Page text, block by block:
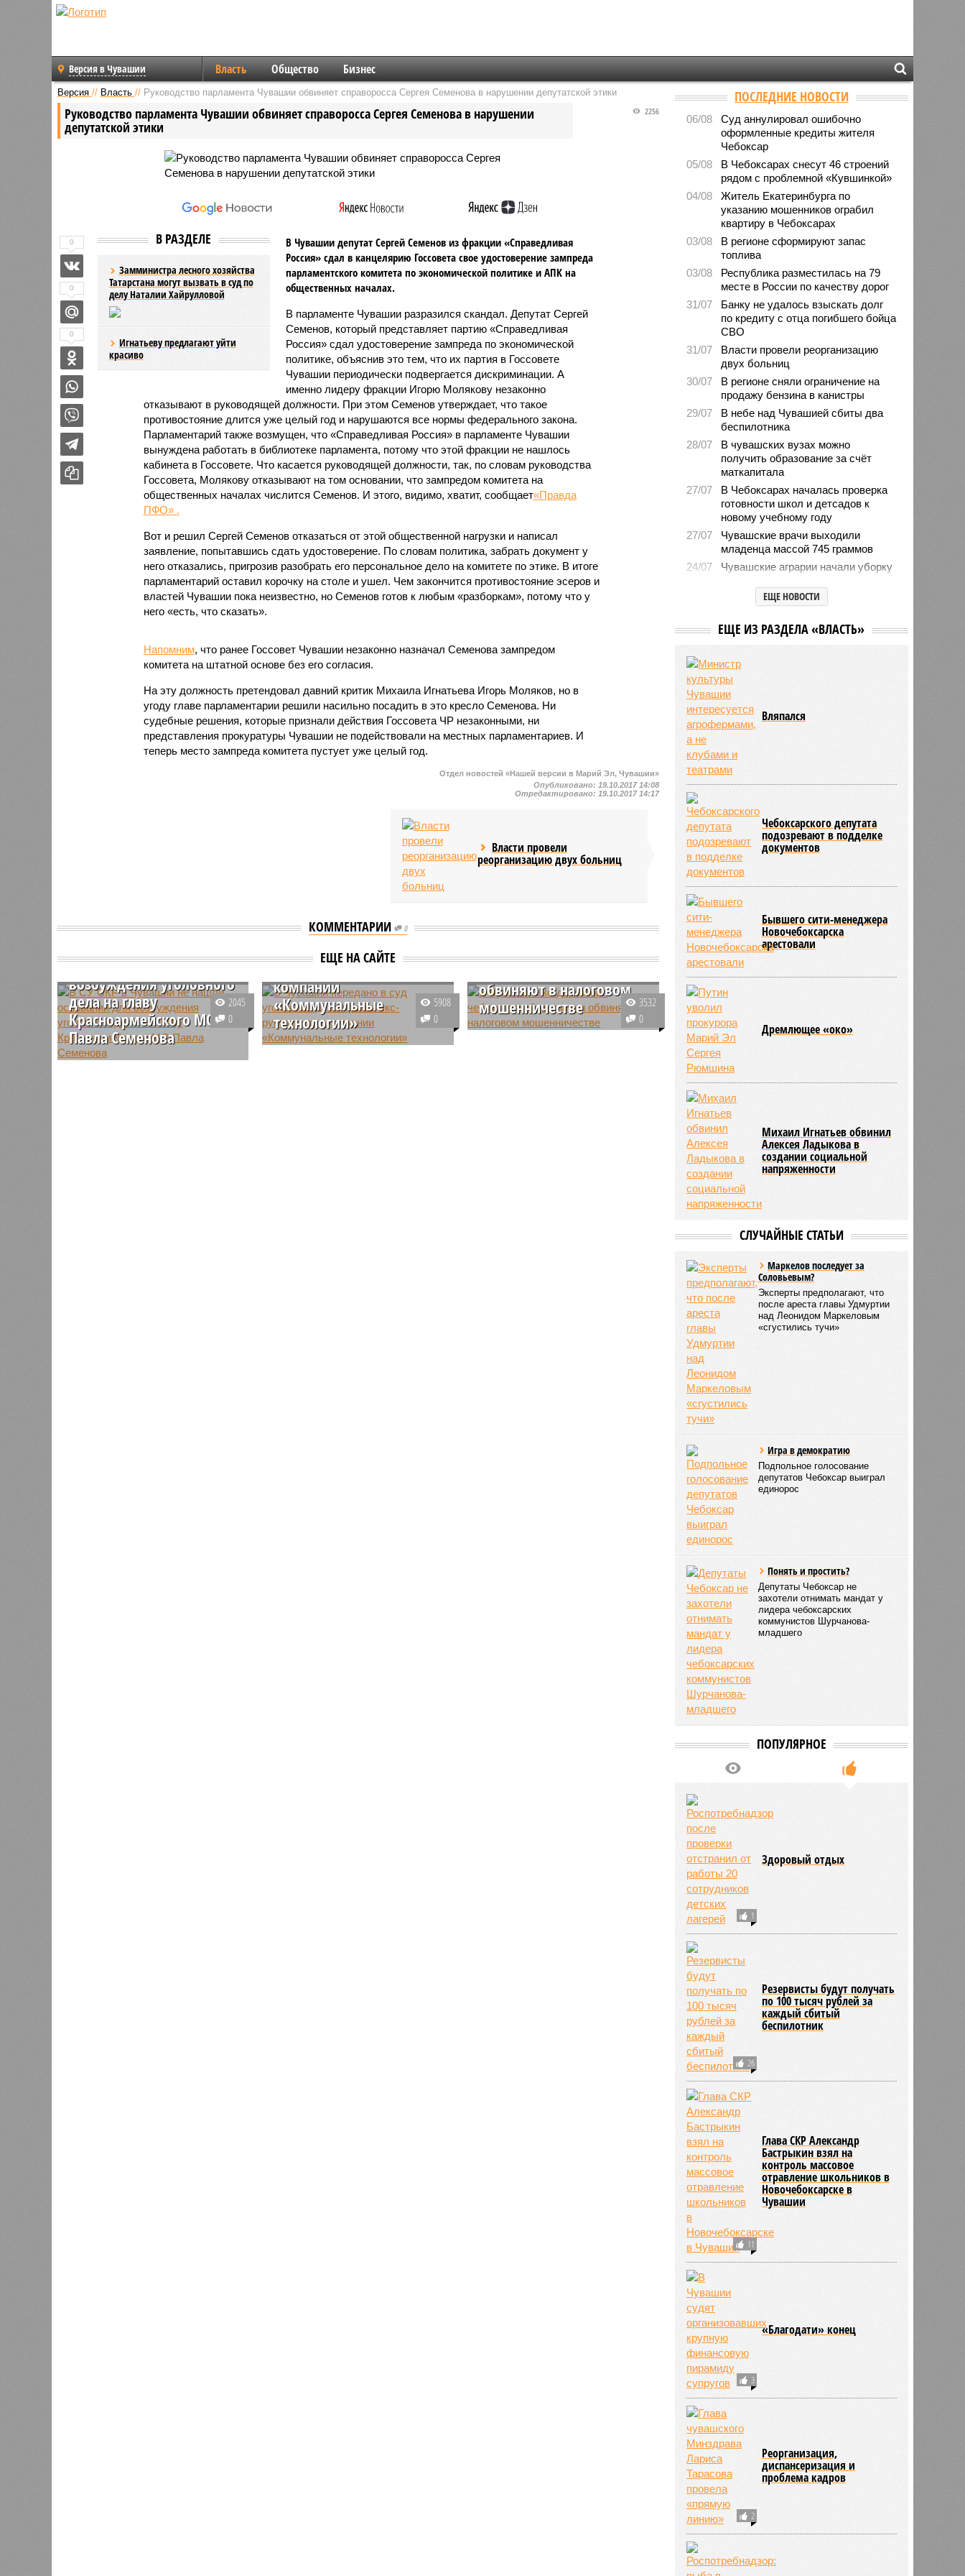
Версия в Чувашии Власть Общество Бизнес
Версия // Власть // Руководство парламента Чувашии обвиняет справоросса Сергея Семенова в нарушении депутатской этики
Руководство парламента Чувашии обвиняет справоросса Сергея Семенова в нарушении
депутатской этики
2256
В РАЗДЕЛЕ
Замминистра лесного хозяйства
Татарстана могут вызвать в суд по
делу Наталии Хайрулловой
Игнатьеву предлагают уйти
красиво
В Чувашии депутат Сергей Семенов из фракции «Справедливая
Россия» сдал в канцелярию Госсовета свое удостоверение зампреда
парламентского комитета по экономической политике и АПК на
общественных началах.
В парламенте Чувашии разразился скандал. Депутат Сергей
Семенов, который представляет партию «Справедливая
Россия» сдал удостоверение зампреда по экономической
политике, объяснив это тем, что их партия в Госсовете
Чувашии периодически подвергается дискриминации. А
именно лидеру фракции Игорю Молякову незаконно
отказывают в руководящей должности. При этом Семенов утверждает, что такое
противостояние длится уже целый год и нарушаются все нормы федерального закона.
Парламентарий также возмущен, что «Справедливая Россия» в парламенте Чувашии
вынуждена работать в библиотеке парламента, потому что этой фракции не нашлось
кабинета в Госсовете. Что касается руководящей должности, так, по словам руководства
Госсовета, Молякову отказывают на том основании, что зампредом комитета на
общественных началах числится Семенов. И этого, видимо, хватит, сообщает«Правда
ПФО» .
Вот и решил Сергей Семенов отказаться от этой общественной нагрузки и написал
заявление, попытавшись сдать удостоверение. По словам политика, забрать документ у
него отказались, пригрозив разобрать его персональное дело на комитете по этике. В итоге
парламентарий оставил корочку на столе и ушел. Чем закончится противостояние эсеров и
властей Чувашии пока неизвестно, но Семенов готов к любым «разборкам», потому что у
него «есть, что сказать».
Напомним, что ранее Госсовет Чувашии незаконно назначал Семенова зампредом
комитета на штатной основе без его согласия.
На эту должность претендовал давний критик Михаила Игнатьева Игорь Моляков, но в
угоду главе парламентарии решили насильно посадить в это кресло Семенова. Ни
судебные решения, которые признали действия Госсовета ЧР незаконными, ни
представления прокуратуры Чувашии не подействовали на местных парламентариев. И
теперь место зампреда комитета пустует уже целый год.
0
0
0
Отдел новостей «Нашей версии в Марий Эл, Чувашии»
Опубликовано: 19.10.2017 14:08
Отредактировано: 19.10.2017 14:17
Власти провели
реорганизацию двух больниц
КОММЕНТАРИИ 0
ЕЩЕ НА САЙТЕ
нашли оснований для
возбуждения уголовного
дела на главу
Красноармейского МО
Павла Семенова
В СУ СКР в Чувашии отказали в
2045
0
В Чувашии передано в
суд уголовное дело
против экс-руководства
компании
«Коммунальные
технологии»
В Чувашии передано в суд
5908
0
В Чувашии экс-директора
обвиняют в налоговом
мошенничестве
Прокуратура Чувашии утвердила
3532
0
ПОСЛЕДНИЕ НОВОСТИ
06/08
Суд аннулировал ошибочно
оформленные кредиты жителя
Чебоксар
05/08
В Чебоксарах снесут 46 строений
рядом с проблемной «Кувшинкой»
04/08
Житель Екатеринбурга по
указанию мошенников ограбил
квартиру в Чебоксарах
03/08
В регионе сформируют запас
топлива
03/08
Республика разместилась на 79
месте в России по качеству дорог
31/07
Банку не удалось взыскать долг
по кредиту с отца погибшего бойца
СВО
31/07
Власти провели реорганизацию
двух больниц
30/07
В регионе сняли ограничение на
продажу бензина в канистры
29/07
В небе над Чувашией сбиты два
беспилотника
28/07
В чувашских вузах можно
получить образование за счёт
маткапитала
27/07
В Чебоксарах началась проверка
готовности школ и детсадов к
новому учебному году
27/07
Чувашские врачи выходили
младенца массой 745 граммов
24/07
Чувашские аграрии начали уборку
Минпромэнерго сообщило об
заправках
ЕЩЕ НОВОСТИ
НОВОСТИ ПАРТНЕРОВ
ЕЩЕ ИЗ РАЗДЕЛА «ВЛАСТЬ»
Чебоксарского депутата
подозревают в подделке
документов
Новочебоксарска
арестовали
Дремлющее «око»
Михаил Игнатьев обвинил
Алексея Ладыкова в
напряженности
СЛУЧАЙНЫЕ СТАТЬИ
депутатов Чебоксар выиграл
единорос
младшего
Резервисты будут получать
Глава СКР Александр
контроль массовое
диспансеризация и
проблема кадров